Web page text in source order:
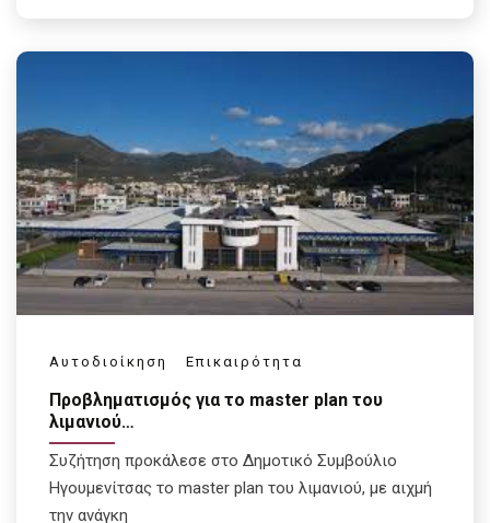
Αυτοδιοίκηση Επικαιρότητα
Προβληματισμός για το master plan του
λιμανιού…
Συζήτηση προκάλεσε στο Δημοτικό Συμβούλιο
Ηγουμενίτσας το master plan του λιμανιού, με αιχμή
την ανάγκη